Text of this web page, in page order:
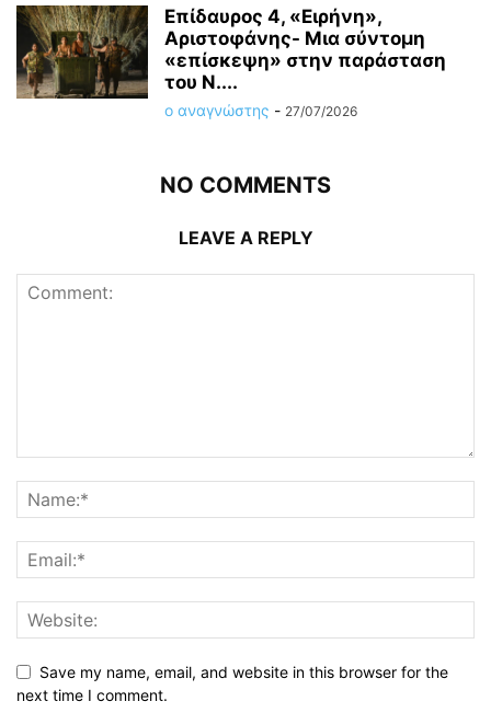
Επίδαυρος 4, «Ειρήνη»,
Αριστοφάνης- Μια σύντομη
«επίσκεψη» στην παράσταση
του Ν....
ο αναγνώστης - 27/07/2026
NO COMMENTS
LEAVE A REPLY
Save my name, email, and website in this browser for the
next time I comment.